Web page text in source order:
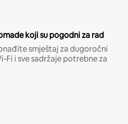
koji su pogodni za rad
smještaj za dugoročni
Fi i sve sadržaje potrebne za